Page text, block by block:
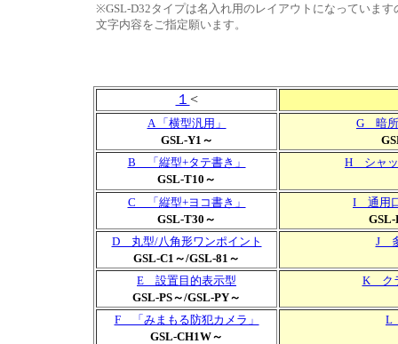
※GSL-D32タイプは名入れ用のレイアウトになっていま
文字内容をご指定願います。
１ <
A 「横型汎用」
GSL-Y1～
G 暗
B 「縦型+タテ書き」
GSL-T10～
H シャッ
C 「縦型+ヨコ書き」
GSL-T30～
I 通用
D 丸型/八角形ワンポイント
GSL-C1～/GSL-81～
J
E 設置目的表示型
GSL-PS～/GSL-PY～
K ク
F 「みまもる防犯カメラ」
GSL-CH1W～
L